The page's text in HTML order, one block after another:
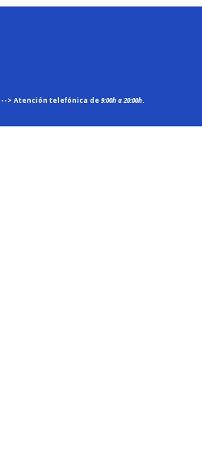
--> Atención telefónica de 9:00h a 20:00h